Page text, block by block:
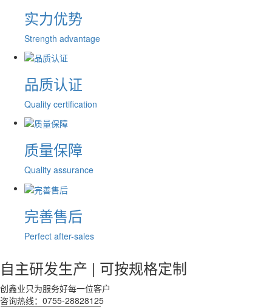
实力优势
Strength advantage
品质认证
Quality certification
质量保障
Quality assurance
完善售后
Perfect after-sales
自主研发生产 | 可按规格定制
创鑫业只为服务好每一位客户
咨询热线： 0755-28828125